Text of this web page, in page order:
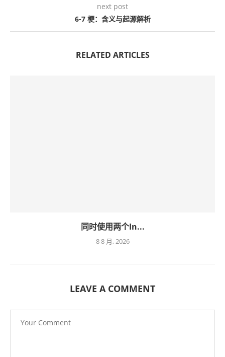
next post
6-7 梗：含义与起源解析
RELATED ARTICLES
同时使用两个In...
8 8 月, 2026
LEAVE A COMMENT